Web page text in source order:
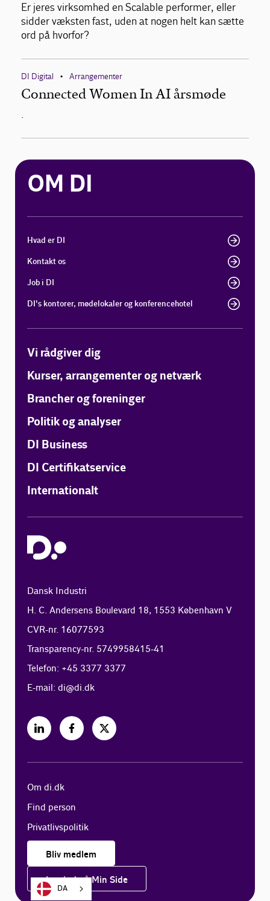
Er jeres virksomhed en Scalable performer, eller
sidder væksten fast, uden at nogen helt kan sætte
ord på hvorfor?
DI Digital • Arrangementer
Connected Women In AI årsmøde
.
OM DI
Hvad er DI
Kontakt os
Job i DI
DI's kontorer, mødelokaler og konferencehotel
Vi rådgiver dig
Kurser, arrangementer og netværk
Brancher og foreninger
Politik og analyser
DI Business
DI Certifikatservice
Internationalt
Dansk Industri
H. C. Andersens Boulevard 18, 1553 København V
CVR-nr. 16077593
Transparency-nr. 5749958415-41
Telefon: +45 3377 3377
E-mail:di@di.dk
Om di.dk
Find person
Privatlivspolitik
Bliv medlem
Log ind på Min Side
DA